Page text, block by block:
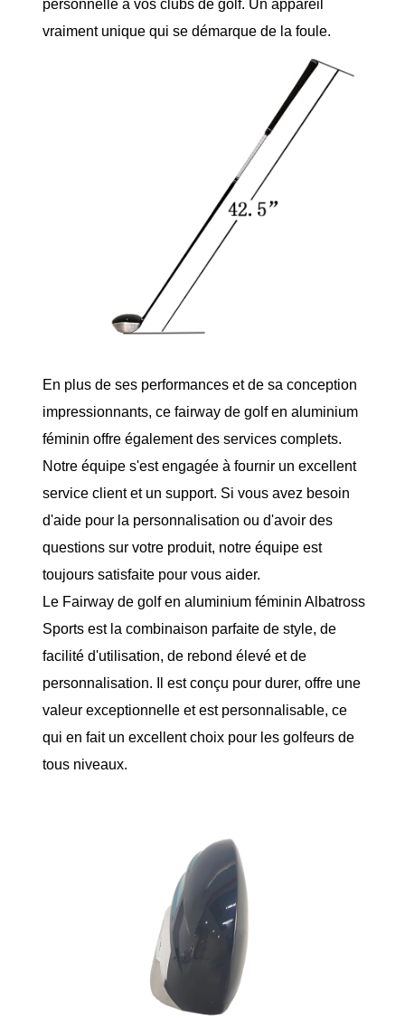
personnelle à vos clubs de golf. Un appareil
vraiment unique qui se démarque de la foule.
En plus de ses performances et de sa conception
impressionnants, ce fairway de golf en aluminium
féminin offre également des services complets.
Notre équipe s'est engagée à fournir un excellent
service client et un support. Si vous avez besoin
d'aide pour la personnalisation ou d'avoir des
questions sur votre produit, notre équipe est
toujours satisfaite pour vous aider.
Le Fairway de golf en aluminium féminin Albatross
Sports est la combinaison parfaite de style, de
facilité d'utilisation, de rebond élevé et de
personnalisation. Il est conçu pour durer, offre une
valeur exceptionnelle et est personnalisable, ce
qui en fait un excellent choix pour les golfeurs de
tous niveaux.